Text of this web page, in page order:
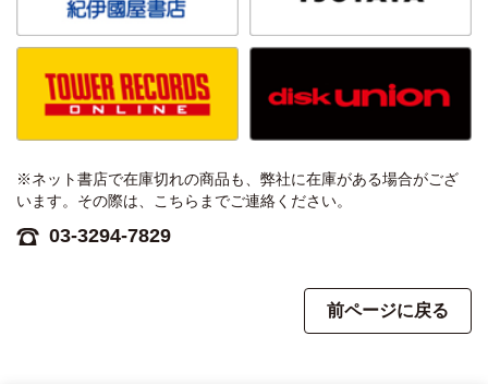
※ネット書店で在庫切れの商品も、弊社に在庫がある場合がござ
います。その際は、こちらまでご連絡ください。
03-3294-7829
前ページに戻る